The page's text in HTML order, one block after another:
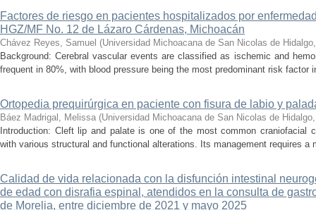
Factores de riesgo en pacientes hospitalizados por
HGZ/MF No. 12 de Lázaro Cárdenas, Michoacán
Chávez Reyes, Samuel (Universidad Michoacana de San Nicolas de Hidalgo
Background: Cerebral vascular events are classified as ischemic and
frequent in 80%, with blood pressure being the most predominant risk factor
Ortopedia prequirúrgica en paciente con fisura de labio y
Báez Madrigal, Melissa (Universidad Michoacana de San Nicolas de Hidalgo
Introduction: Cleft lip and palate is one of the most common craniofacial
with various structural and functional alterations. Its management requires a
Calidad de vida relacionada con la disfunción intestinal
de edad con disrafia espinal, atendidos en la consulta de
de Morelia, entre diciembre de 2021 y mayo 2025